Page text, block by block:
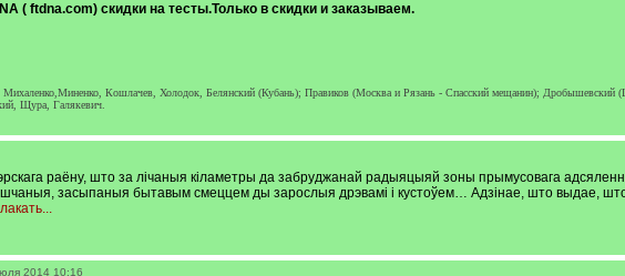
( ftdna.com) скидки на тесты.Только в скидки и заказываем.
Михаленко,Миненко, Кошлачев, Холодок, Белянский (Кубань); Правиков (Москва и Рязань - Спасский мещанин);
Щура, Галякевич.
раёну, што за лічаныя кіламетры да забруджанай радыяцыяй зоны прымусовага
засыпаныя бытавым смеццем ды зарослыя дрэвамі і кустоўем… Адзінае, што выдае, што
2014 10:16